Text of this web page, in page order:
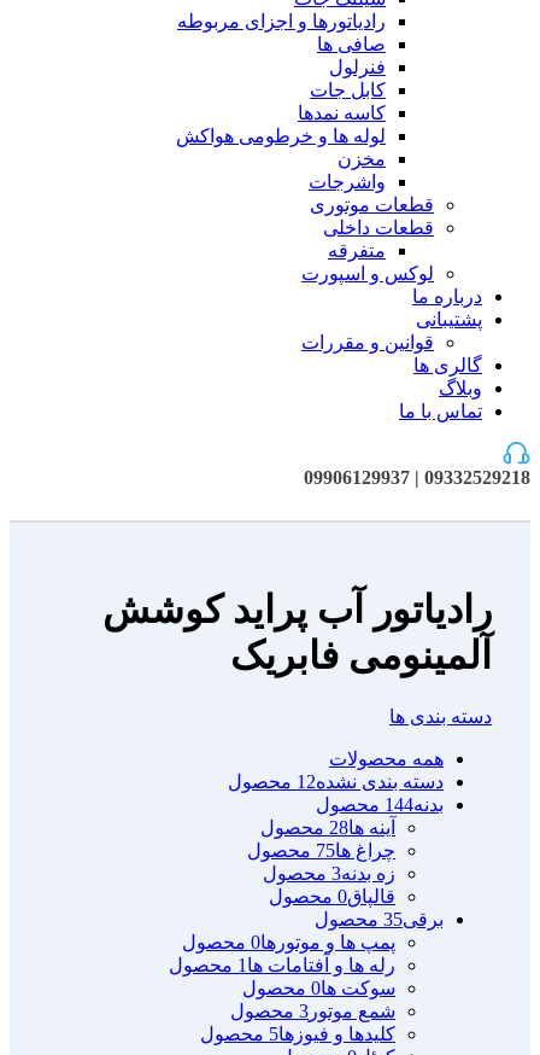
رادیاتورها و اجزای مربوطه
صافی ها
فنرلول
کابل جات
کاسه نمدها
لوله ها و خرطومی هواکش
مخزن
واشرجات
قطعات موتوری
قطعات داخلی
متفرقه
لوکس و اسپورت
درباره ما
پشتیبانی
قوانین و مقررات
گالری ها
وبلاگ
تماس با ما
09332529218 | 09906129937
رادیاتور آب پراید کوشش
آلمینومی فابریک
دسته بندی ها
همه محصولات
دسته بندی نشده12 محصول
بدنه144 محصول
آینه ها28 محصول
چراغ ها75 محصول
زه بدنه3 محصول
قالپاق0 محصول
برقی35 محصول
پمپ ها و موتورها0 محصول
رله ها و آفتامات ها 1 محصول
سوکت ها0 محصول
شمع موتور 3 محصول
کلیدها و فیوزها5 محصول